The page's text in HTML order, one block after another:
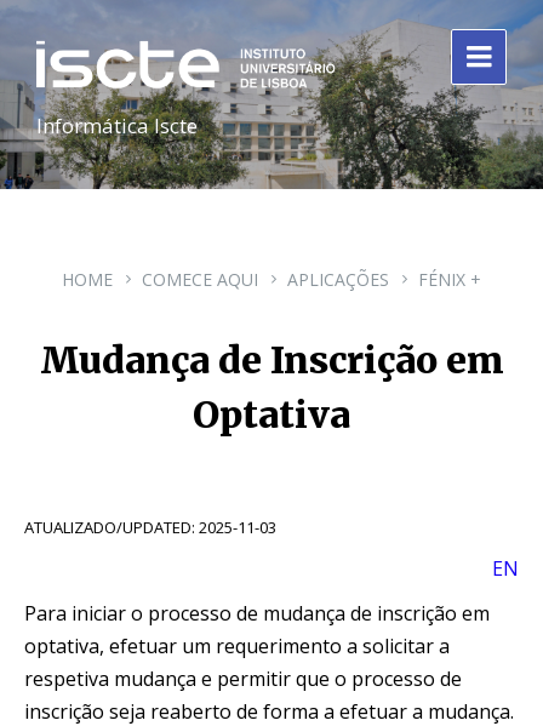
Informática Iscte
HOME COMECE AQUI APLICAÇÕES FÉNIX +
Mudança de Inscrição em
Optativa
ATUALIZADO/UPDATED: 2025-11-03
EN
Para iniciar o processo de mudança de inscrição em
optativa, efetuar um requerimento a solicitar a
respetiva mudança e permitir que o processo de
inscrição seja reaberto de forma a efetuar a mudança.